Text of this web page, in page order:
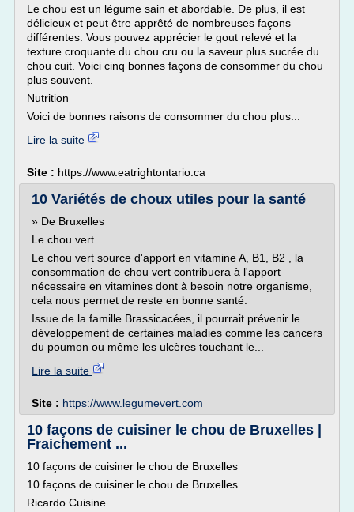
Le chou est un légume sain et abordable. De plus, il est
délicieux et peut être apprêté de nombreuses façons
différentes. Vous pouvez apprécier le gout relevé et la
texture croquante du chou cru ou la saveur plus sucrée du
chou cuit. Voici cinq bonnes façons de consommer du chou
plus souvent.
Nutrition
Voici de bonnes raisons de consommer du chou plus...
Lire la suite
Site : https://www.eatrightontario.ca
10 Variétés de choux utiles pour la santé
» De Bruxelles
Le chou vert
Le chou vert source d'apport en vitamine A, B1, B2 , la
consommation de chou vert contribuera à l'apport
nécessaire en vitamines dont à besoin notre organisme,
cela nous permet de reste en bonne santé.
Issue de la famille Brassicacées, il pourrait prévenir le
développement de certaines maladies comme les cancers
du poumon ou même les ulcères touchant le...
Lire la suite
Site : https://www.legumevert.com
10 façons de cuisiner le chou de Bruxelles |
Fraichement ...
10 façons de cuisiner le chou de Bruxelles
10 façons de cuisiner le chou de Bruxelles
Ricardo Cuisine